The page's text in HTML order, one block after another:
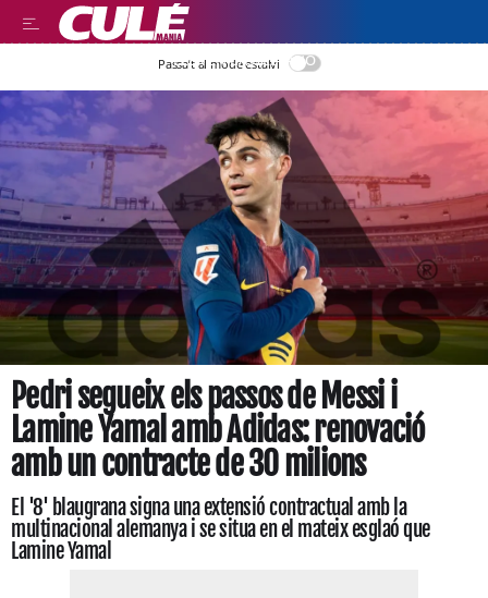
LEER EN CASTELLANO
Passa’t al mode estalvi
Pedri segueix els passos de Messi i
Lamine Yamal amb Adidas: renovació
amb un contracte de 30 milions
El '8' blaugrana signa una extensió contractual amb la
multinacional alemanya i se situa en el mateix esglaó que
Lamine Yamal